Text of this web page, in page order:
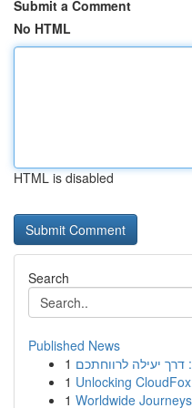
Submit a Comment
No HTML
HTML is disabled
Search
Published News
1 יעילה לרווחתכם
1 Unlocking
1 Worldwide